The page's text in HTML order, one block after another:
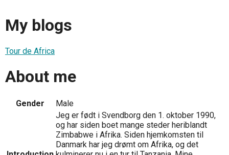
My blogs
Tour de Africa
About me
Gender Male
Jeg er født i Svendborg den 1. oktober 1990,
og har siden boet mange steder heriblandt
Zimbabwe i Afrika. Siden hjemkomsten til
Danmark har jeg drømt om Afrika, og det